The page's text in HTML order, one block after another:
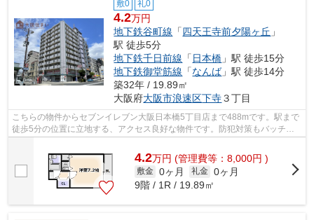
敷0 礼0
4.2万円
地下鉄谷町線 「四天王寺前夕陽ヶ丘 」
駅 徒歩5分
地下鉄千日前線 「 日本橋 」駅 徒歩15分
地下鉄御堂筋線 「なんば」駅 徒歩14分
築32年 / 19.89㎡
大阪府大阪市浪速区下寺３丁目
こちらの物件からセブンイレブン大阪日本橋5丁目店まで488mです。駅まで
徒歩5分の位置に立地する、アクセス良好な物件です。防犯対策もバッチリ
4.2万円 (管理費等：8,000円 )
敷金 0ヶ月 礼金 0ヶ月
9階 / 1R / 19.89㎡